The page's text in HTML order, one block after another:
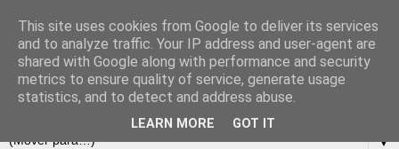
▼
This site uses cookies from Google to deliver its services
and to analyze traffic. Your IP address and user-agent are
shared with Google along with performance and security
metrics to ensure quality of service, generate usage
statistics, and to detect and address abuse.
LEARN MORE GOT IT